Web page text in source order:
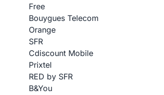
Free
Bouygues Telecom
Orange
SFR
Cdiscount Mobile
Prixtel
RED by SFR
B&You